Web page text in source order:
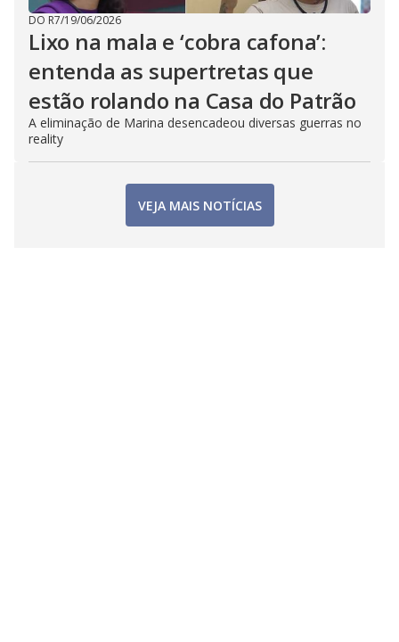
DO R7/19/06/2026
Lixo na mala e ‘cobra cafona’:
entenda as supertretas que
estão rolando na Casa do Patrão
A eliminação de Marina desencadeou diversas guerras no
reality
VEJA MAIS NOTÍCIAS